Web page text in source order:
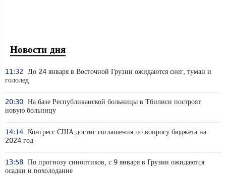
Новости дня
11:32
До 24 января в Восточной Грузии ожидаются снег, туман и
гололед
20:30 На базе Республиканской больницы в Тбилиси построят
новую больницу
14:14 Конгресс США достиг соглашения по вопросу бюджета на
2024 год
13:58 По прогнозу синоптиков, с 9 января в Грузии ожидаются
осадки и похолодание